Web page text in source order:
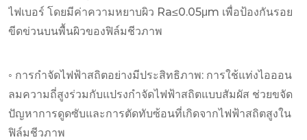
ไฟเบอร์ โดยมีค่าความหยาบผิว Ra≤0.05μm เพื่อป้องกันรอย
ขีดข่วนบนพื้นผิวของฟิล์มชีวภาพ
◦ การกำจัดไฟฟ้าสถิตอย่างมีประสิทธิภาพ: การใช้แท่งไอออน
ลมความถี่สูงร่วมกับแปรงกำจัดไฟฟ้าสถิตแบบสัมผัส ช่วยขจัด
ปัญหาการดูดซับและการตัดทับซ้อนที่เกิดจากไฟฟ้าสถิตสูงใน
ฟิล์มชีวภาพ